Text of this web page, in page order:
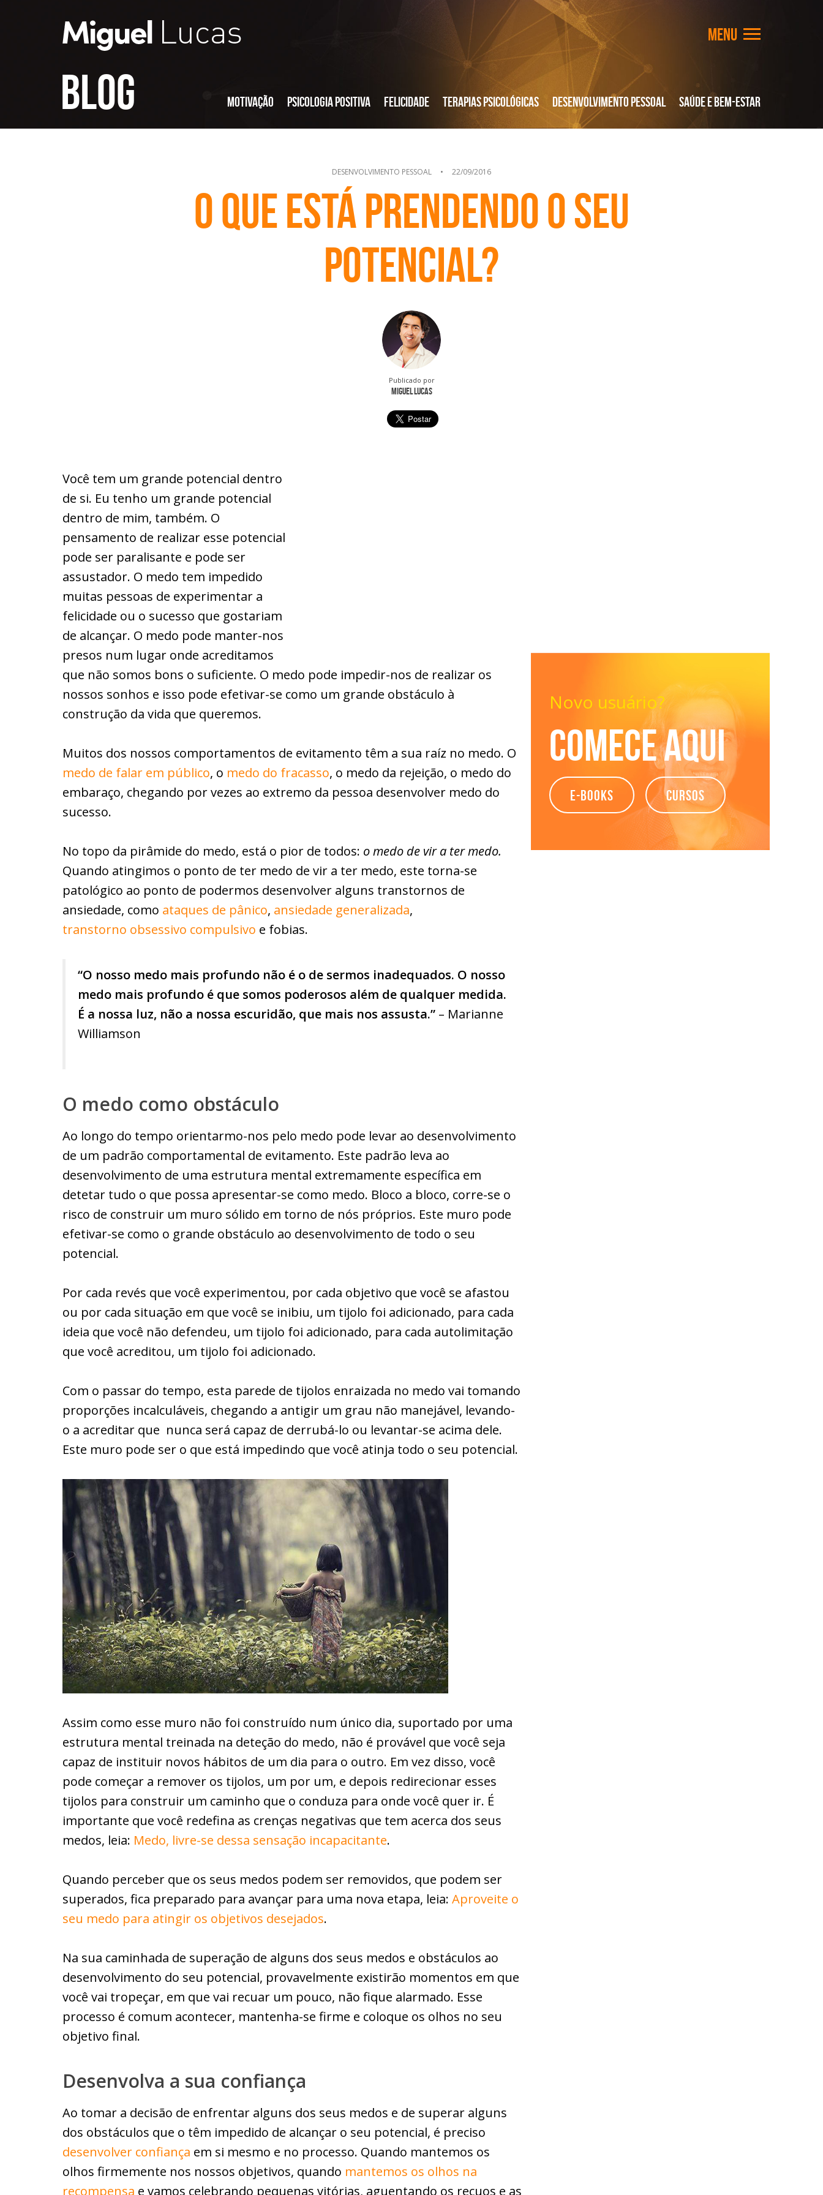
Blog Motivação Psicologia Positiva Felicidade Terapias Psicológicas Desenvolvimento Pessoal Saúde e Bem-Estar
DESENVOLVIMENTO PESSOAL • 22/09/2016
O que está prendendo o seu
potencial?
Publicado por
Miguel Lucas
Você tem um grande potencial dentro
de si. Eu tenho um grande potencial
dentro de mim, também. O
pensamento de realizar esse potencial
pode ser paralisante e pode ser
assustador. O medo tem impedido
muitas pessoas de experimentar a
felicidade ou o sucesso que gostariam
de alcançar. O medo pode manter-nos
presos num lugar onde acreditamos
que não somos bons o suficiente. O medo pode impedir-nos de realizar os
nossos sonhos e isso pode efetivar-se como um grande obstáculo à
construção da vida que queremos.
Muitos dos nossos comportamentos de evitamento têm a sua raíz no medo. O
medo de falar em público, o medo do fracasso, o medo da rejeição, o medo do
embaraço, chegando por vezes ao extremo da pessoa desenvolver medo do
sucesso.
No topo da pirâmide do medo, está o pior de todos: o medo de vir a ter medo.
Quando atingimos o ponto de ter medo de vir a ter medo, este torna-se
patológico ao ponto de podermos desenvolver alguns transtornos de
ansiedade, como ataques de pânico, ansiedade generalizada,
transtorno obsessivo compulsivo e fobias.
“O nosso medo mais profundo não é o de sermos inadequados. O nosso
medo mais profundo é que somos poderosos além de qualquer medida.
É a nossa luz, não a nossa escuridão, que mais nos assusta.” – Marianne
Williamson
O medo como obstáculo
Ao longo do tempo orientarmo-nos pelo medo pode levar ao desenvolvimento
de um padrão comportamental de evitamento. Este padrão leva ao
desenvolvimento de uma estrutura mental extremamente específica em
detetar tudo o que possa apresentar-se como medo. Bloco a bloco, corre-se o
risco de construir um muro sólido em torno de nós próprios. Este muro pode
efetivar-se como o grande obstáculo ao desenvolvimento de todo o seu
potencial.
Por cada revés que você experimentou, por cada objetivo que você se afastou
ou por cada situação em que você se inibiu, um tijolo foi adicionado, para cada
ideia que você não defendeu, um tijolo foi adicionado, para cada autolimitação
que você acreditou, um tijolo foi adicionado.
Com o passar do tempo, esta parede de tijolos enraizada no medo vai tomando
proporções incalculáveis, chegando a antigir um grau não manejável, levando-
o a acreditar que nunca será capaz de derrubá-lo ou levantar-se acima dele.
Este muro pode ser o que está impedindo que você atinja todo o seu potencial.
Assim como esse muro não foi construído num único dia, suportado por uma
estrutura mental treinada na deteção do medo, não é provável que você seja
capaz de instituir novos hábitos de um dia para o outro. Em vez disso, você
pode começar a remover os tijolos, um por um, e depois redirecionar esses
tijolos para construir um caminho que o conduza para onde você quer ir. É
importante que você redefina as crenças negativas que tem acerca dos seus
medos, leia: Medo, livre-se dessa sensação incapacitante.
Quando perceber que os seus medos podem ser removidos, que podem ser
superados, fica preparado para avançar para uma nova etapa, leia: Aproveite o
seu medo para atingir os objetivos desejados.
Na sua caminhada de superação de alguns dos seus medos e obstáculos ao
desenvolvimento do seu potencial, provavelmente existirão momentos em que
você vai tropeçar, em que vai recuar um pouco, não fique alarmado. Esse
processo é comum acontecer, mantenha-se firme e coloque os olhos no seu
objetivo final.
Desenvolva a sua confiança
Ao tomar a decisão de enfrentar alguns dos seus medos e de superar alguns
dos obstáculos que o têm impedido de alcançar o seu potencial, é preciso
desenvolver confiança em si mesmo e no processo. Quando mantemos os
olhos firmemente nos nossos objetivos, quando mantemos os olhos na
recompensa e vamos celebrando pequenas vitórias, aguentando os recuos e as
Novo usuário?
Comece aqui
e-books Cursos